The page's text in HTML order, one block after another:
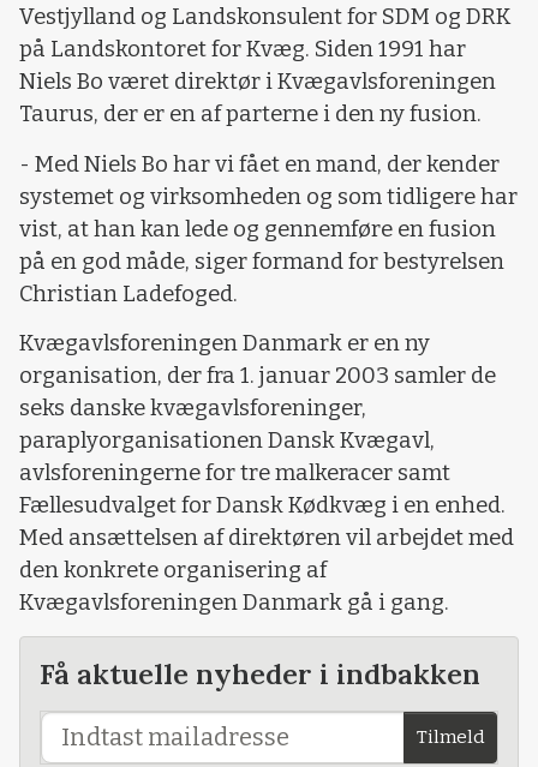
Vestjylland og Landskonsulent for SDM og DRK
på Landskontoret for Kvæg. Siden 1991 har
Niels Bo været direktør i Kvægavlsforeningen
Taurus, der er en af parterne i den ny fusion.
- Med Niels Bo har vi fået en mand, der kender
systemet og virksomheden og som tidligere har
vist, at han kan lede og gennemføre en fusion
på en god måde, siger formand for bestyrelsen
Christian Ladefoged.
Kvægavlsforeningen Danmark er en ny
organisation, der fra 1. januar 2003 samler de
seks danske kvægavlsforeninger,
paraplyorganisationen Dansk Kvægavl,
avlsforeningerne for tre malkeracer samt
Fællesudvalget for Dansk Kødkvæg i en enhed.
Med ansættelsen af direktøren vil arbejdet med
den konkrete organisering af
Kvægavlsforeningen Danmark gå i gang.
Få aktuelle nyheder i indbakken
Tilmeld